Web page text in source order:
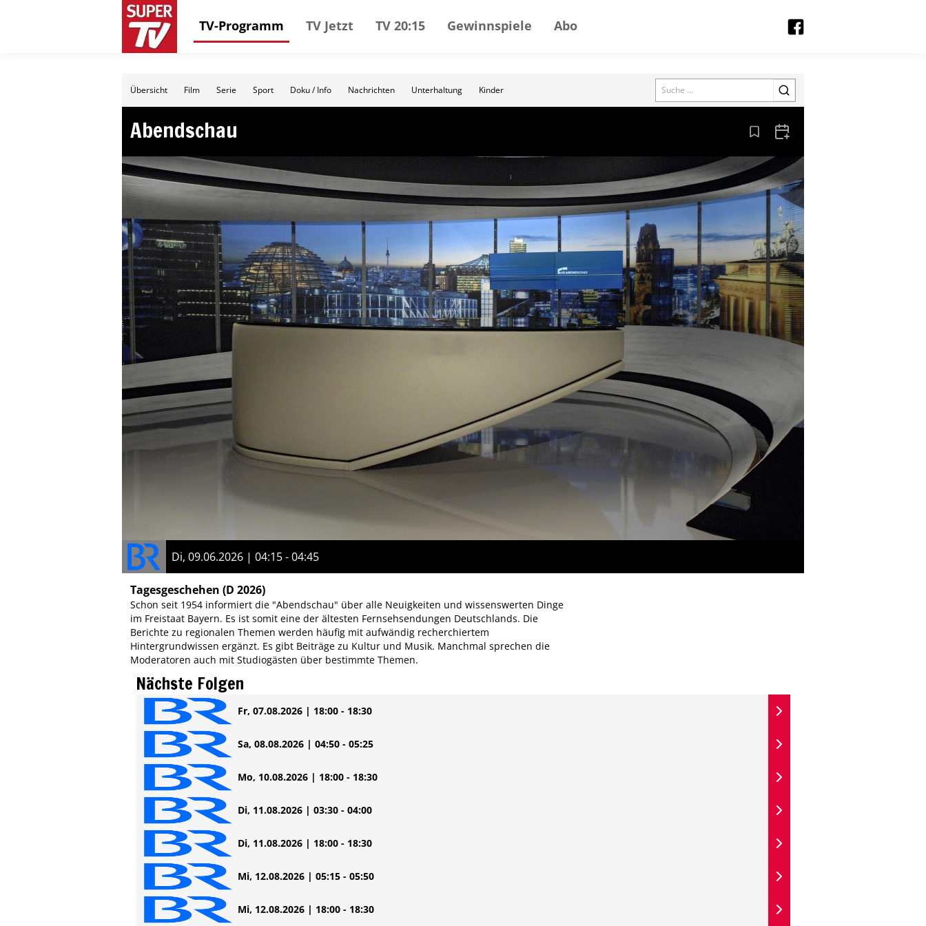
TV-Programm TV Jetzt TV 20:15 Gewinnspiele Abo
Übersicht Film Serie Sport Doku / Info Nachrichten Unterhaltung Kinder Search
Abendschau Aus den Lesezeichen entfernen
Zum Kalender hinzufügen
Di, 09.06.2026 | 04:15 - 04:45
Tagesgeschehen (D 2026)
Schon seit 1954 informiert die "Abendschau" über alle Neuigkeiten und wissenswerten Dinge
im Freistaat Bayern. Es ist somit eine der ältesten Fernsehsendungen Deutschlands. Die
Berichte zu regionalen Themen werden häufig mit aufwändig recherchiertem
Hintergrundwissen ergänzt. Es gibt Beiträge zu Kultur und Musik. Manchmal sprechen die
Moderatoren auch mit Studiogästen über bestimmte Themen.
Nächste Folgen
Fr, 07.08.2026 | 18:00 - 18:30
Sa, 08.08.2026 | 04:50 - 05:25
Mo, 10.08.2026 | 18:00 - 18:30
Di, 11.08.2026 | 03:30 - 04:00
Di, 11.08.2026 | 18:00 - 18:30
Mi, 12.08.2026 | 05:15 - 05:50
Mi, 12.08.2026 | 18:00 - 18:30